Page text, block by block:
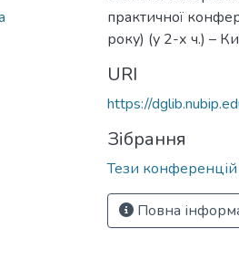
практичної
року) (у 2-х ч.) –
URI
https://
Зібрання
Тези
Повна